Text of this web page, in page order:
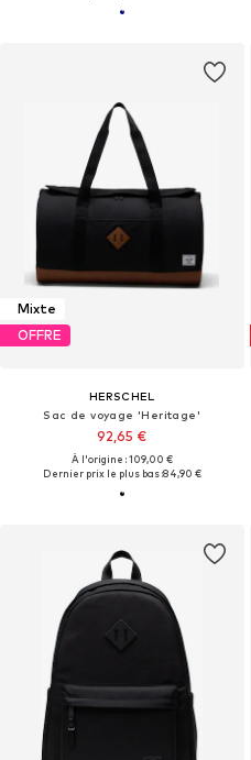
Mixte
OFFRE
HERSCHEL
Sac de voyage 'Heritage'
92,65 €
À l'origine : 109,00 €
Dernier prix le plus bas :84,90 €